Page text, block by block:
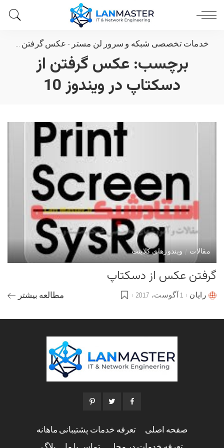
خدمات تخصصی شبکه و سرور لن مستر - عکس گرفتن از دسکتاپ در ویندوز 10
برچسب: عکس گرفتن از
دسکتاپ در ویندوز 10
مقالات ویندوزهای کلاینت
گرفتن عکس از دسکتاپ
Postedرایان 1 آگوست، 2017 مطالعه بیشتر
صفحه اصلی تعرفه خدمات پشتیبانی ماهانه